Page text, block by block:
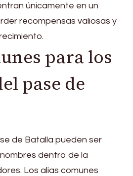
únicamente en un
recompensas valiosas y
para los
pase de
de Batalla pueden ser
dentro de la
Los alias comunes